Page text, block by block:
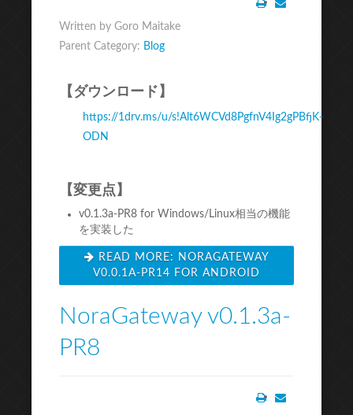
Written by Goro Maitake
Parent Category: Blog
【ダウンロード】
https://1drv.ms/u/s!Alt6WCVd8PgfnV4Ig2gPBfjK-
ODN
【変更点】
v0.1.3a-PR8 for Windows/Linux相当の機能
を実装した
READ MORE: NORAGATEWAY
V0.0.1A-PR14 FOR ANDROID
NoraGateway v0.1.3a-
PR8